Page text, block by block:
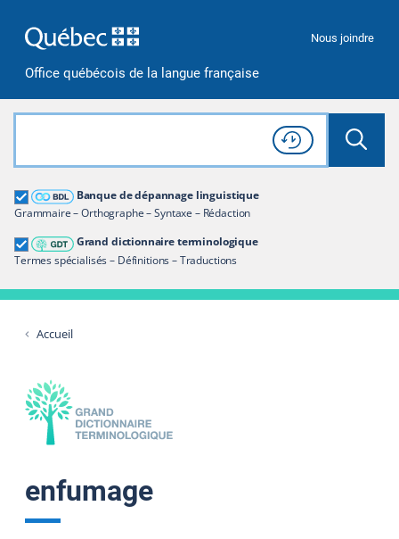
Office québécois de la langue française
Nous joindre
Rechercher dans tout le site
Lancer
Consulter l'
Historique
de recherche
Banque de dépannage linguistique
Grammaire – Orthographe – Syntaxe – Rédaction
Grand dictionnaire terminologique
Termes spécialisés – Définitions – Traductions
Grand dictionnaire terminologique
Restreindre aux termes
Accueil
enfumage